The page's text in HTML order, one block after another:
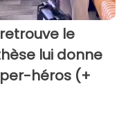
le
lui donne
héros (+